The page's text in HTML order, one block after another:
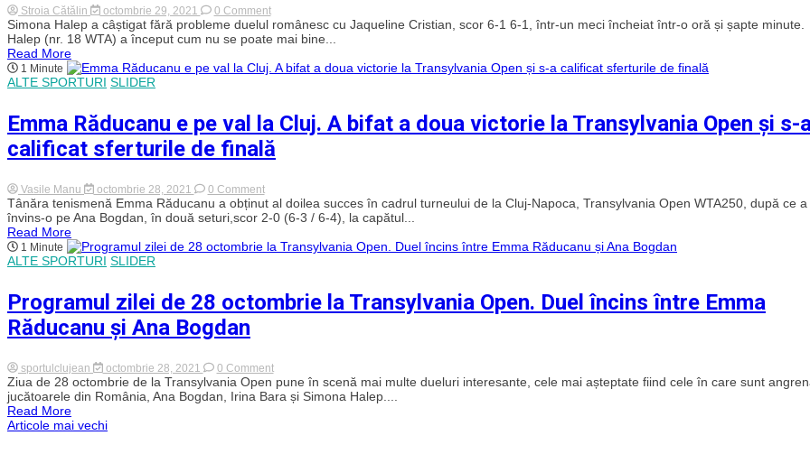
de
foc
cu
Halep
Stroia Cătălin octombrie 29, 2021 0 Commenton
Simona
Halep,
imbatabilă
Transylvania
cu
Jaqueline
Cristian
Simona Halep a câștigat fără probleme duelul românesc cu Jaqueline Cristian, scor 6-1 6-1, într-un meci încheiat într-o oră și șapte minute.
Halep (nr. 18 WTA) a început cum nu se poate mai bine...
Read More
1 Minute
ALTE SPORTURI SLIDER
Emma Răducanu e pe val la Cluj. A bifat a doua victorie la Transylvania Open și s-
calificat sferturile de finală
Vasile Manu octombrie 28, 2021 0 Commenton
Emma
Răducanu
e
val
bifat
a
Transylvania
Open
și
s-
Tânăra tenismenă Emma Răducanu a obținut al doilea succes în cadrul turneului de la Cluj-Napoca, Transylvania Open WTA250, după ce a
învins-o pe Ana Bogdan, în două seturi,scor 2-0 (6-3 / 6-4), la capătul...
Read More
1 Minute
ALTE SPORTURI SLIDER
Programul zilei de 28 octombrie la Transylvania Open. Duel încins între Emma
Răducanu și Ana Bogdan
sportulclujean octombrie 28, 2021 0 Commenton
Programul
zilei
de
Ziua de 28 octombrie de la Transylvania Open pune în scenă mai multe dueluri interesante, cele mai așteptate fiind cele în care sunt
jucătoarele din România, Ana Bogdan, Irina Bara și Simona Halep....
Read More
Navigare
Articole mai vechi